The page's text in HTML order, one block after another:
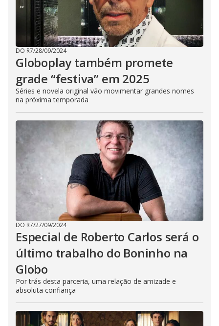
DO R7/28/09/2024
Globoplay também promete
grade “festiva” em 2025
Séries e novela original vão movimentar grandes nomes
na próxima temporada
DO R7/27/09/2024
Especial de Roberto Carlos será o
último trabalho do Boninho na
Globo
Por trás desta parceria, uma relação de amizade e
absoluta confiança